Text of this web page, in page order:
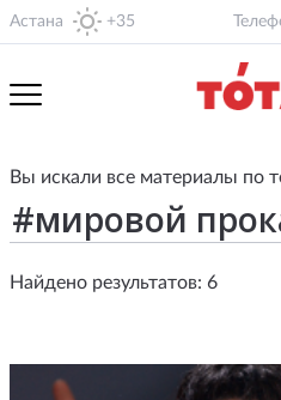
Астана +35
Вы искали все материалы по
Найдено результатов: 6